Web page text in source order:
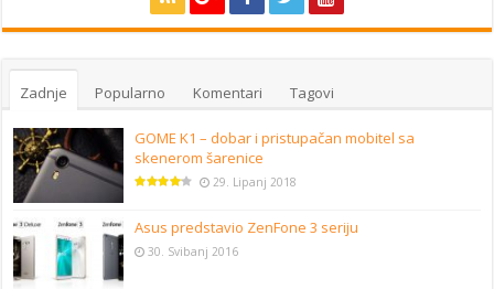
Zadnje Popularno Komentari Tagovi
GOME K1 – dobar i pristupačan mobitel sa
skenerom šarenice
29. Lipanj 2018
Asus predstavio ZenFone 3 seriju
30. Svibanj 2016